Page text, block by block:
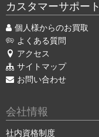
カスタマーサポート
個人様からのお買取
よくある質問
アクセス
サイトマップ
お問い合わせ
会社情報
社内資格制度